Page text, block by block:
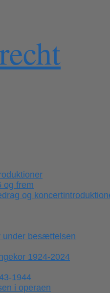
og frem
og
under besættelsen
1924-2024
1944
i operaen